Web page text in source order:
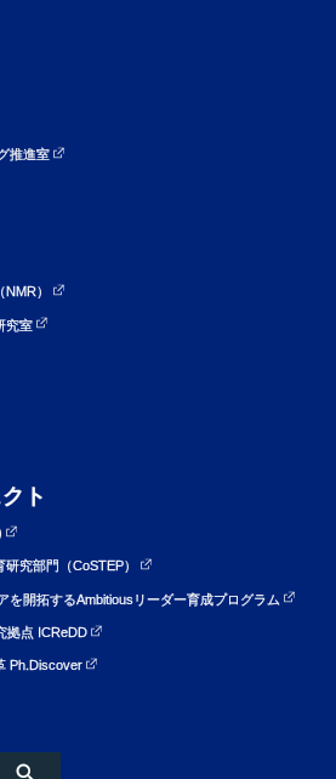
推進室
）
究室
ト
究部門（CoSTEP）
を開拓するAmbitiousリーダー育成プログラム
拠点 ICReDD
Ph.Discover